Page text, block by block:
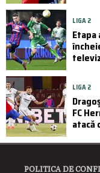
LIGA 2
Etapa
LIGA 2
FC
atacă
POLITICA DE